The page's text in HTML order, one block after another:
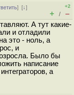
][↓]
+2
+ / –
А тут какие-
и отладили
это - ноль, а
и
Было бы
написание
а